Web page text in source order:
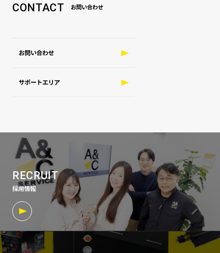
CONTACT お問い合わせ
お問い合わせ
サポートエリア
RECRUIT
採用情報